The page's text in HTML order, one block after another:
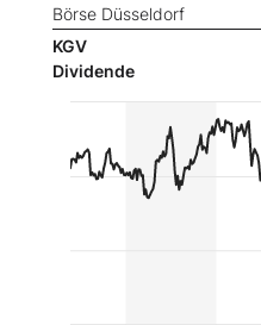
Börse Düsseldorf
KGV
Dividende